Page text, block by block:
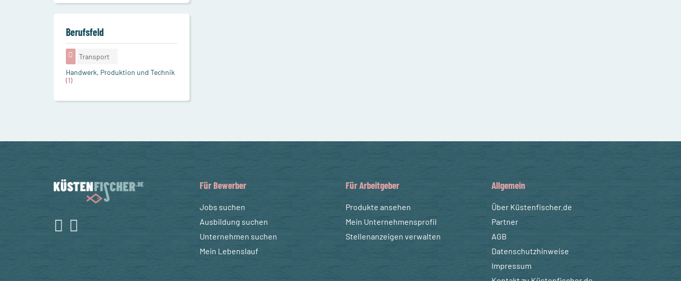
Berufsfeld
Transport
Handwerk, Produktion und Technik
(1)
Für Bewerber
Jobs suchen
Ausbildung suchen
Unternehmen suchen
Mein Lebenslauf
Für Arbeitgeber
Produkte ansehen
Mein Unternehmensprofil
Stellenanzeigen verwalten
Allgemein
Über Küstenfischer.de
Partner
AGB
Datenschutzhinweise
Impressum